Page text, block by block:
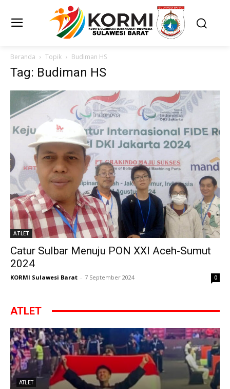
Beranda Topik Budiman HS
Tag: Budiman HS
ATLET
Catur Sulbar Menuju PON XXI Aceh-Sumut
2024
KORMI Sulawesi Barat - 7 September 2024 0
ATLET
ATLET